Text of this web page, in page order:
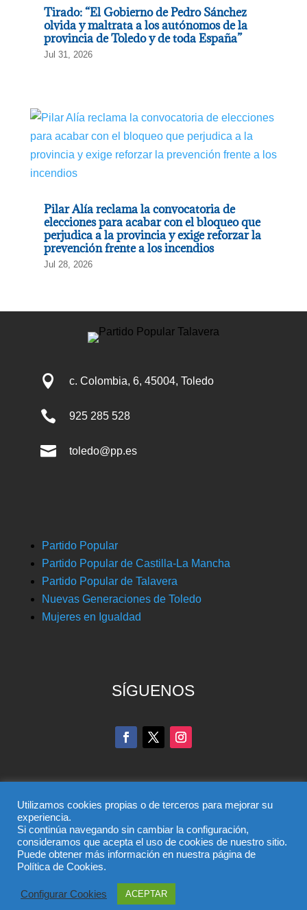
Tirado: “El Gobierno de Pedro Sánchez
olvida y maltrata a los autónomos de la
provincia de Toledo y de toda España”
Jul 31, 2026
Pilar Alía reclama la convocatoria de
elecciones para acabar con el bloqueo que
perjudica a la provincia y exige reforzar la
prevención frente a los incendios
Jul 28, 2026
 c. Colombia, 6, 45004, Toledo
 925 285 528
 toledo@pp.es
Partido Popular
Partido Popular de Castilla-La Mancha
Partido Popular de Talavera
Nuevas Generaciones de Toledo
Mujeres en Igualdad
SÍGUENOS
© Partido Popular de Toledo – C/ Colombia, 6, 45004,
Toledo, Teléfono 925 285 528
El uso de este sitio implica la aceptación del
lapolítica de privacidady lapolítica de cookies
Utilizamos cookies propias o de terceros para mejorar su
experiencia.
Si continúa navegando sin cambiar la configuración,
consideramos que acepta el uso de cookies de nuestro sitio.
Puede obtener más información en nuestra página de
Política de Cookies.
Configurar Cookies ACEPTAR